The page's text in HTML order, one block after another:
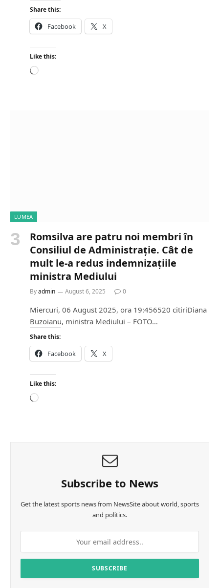
Share this:
Facebook X
Like this:
L
LUMEA
Romsilva are patru noi membri în
Consiliul de Administrație. Cât de
mult le-a redus indemnizațiile
ministra Mediului
Byadmin August 6, 2025 0
Miercuri, 06 August 2025, ora 19:456520 citiriDiana
Buzoianu, ministra Mediului – FOTO…
Share this:
Facebook X
Like this:
L
Subscribe to News
Get the latest sports news from NewsSite about world, sports
and politics.